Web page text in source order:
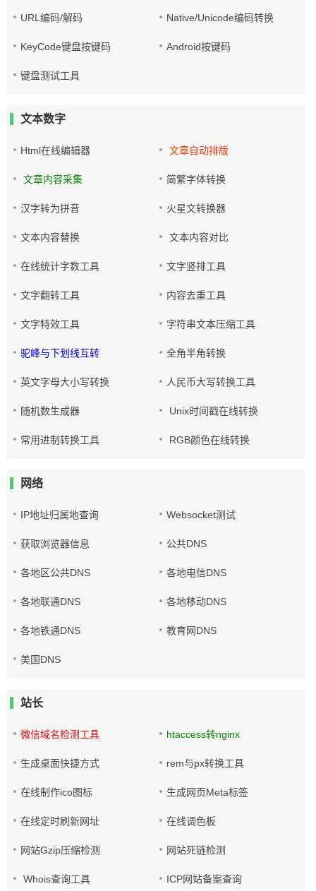
URL编码/解码 Native/Unicode编码转换
KeyCode键盘按键码 Android按键码
键盘测试工具
文本数字
Html在线编辑器 文章自动排版
文章内容采集 简繁字体转换
汉字转为拼音 火星文转换器
文本内容替换 文本内容对比
在线统计字数工具 文字竖排工具
文字翻转工具 内容去重工具
文字特效工具 字符串文本压缩工具
驼峰与下划线互转 全角半角转换
英文字母大小写转换 人民币大写转换工具
随机数生成器 Unix时间戳在线转换
常用进制转换工具 RGB颜色在线转换
网络
IP地址归属地查询 Websocket测试
获取浏览器信息 公共DNS
各地区公共DNS 各地电信DNS
各地联通DNS 各地移动DNS
各地铁通DNS 教育网DNS
美国DNS
站长
微信域名检测工具 htaccess转nginx
生成桌面快捷方式 rem与px转换工具
在线制作ico图标 生成网页Meta标签
在线定时刷新网址 在线调色板
网站Gzip压缩检测 网站死链检测
Whois查询工具 ICP网站备案查询